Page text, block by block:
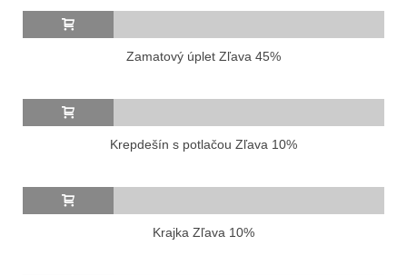
Zamatový úplet Zľava 45%
Krepdešín s potlačou Zľava 10%
Krajka Zľava 10%